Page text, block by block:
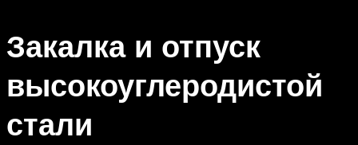
Закалка и отпуск
высокоуглеродистой
стали